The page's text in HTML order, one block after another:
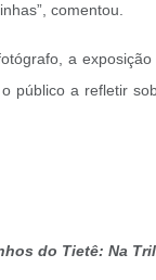
comentou.
a
público a refletir
do Tietê: Na